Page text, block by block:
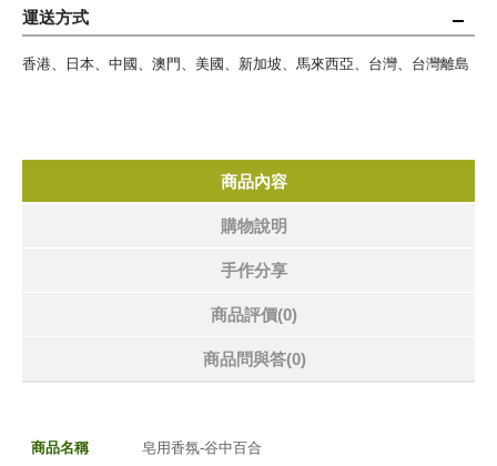
運送方式
香港、日本、中國、澳門、美國、新加坡、馬來西亞、台灣、台灣離島
商品內容
購物說明
手作分享
商品評價(0)
商品問與答(0)
商品名稱 皂用香氛-谷中百合